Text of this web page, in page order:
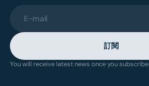
E-mail
訂閱
You will receive latest news once you subscribe